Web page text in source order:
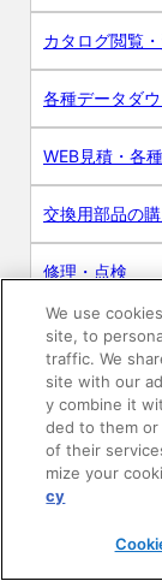
カタログ閲覧
各種データダ
WEB見積・各
交換用部品の購
修理・点検
お問い合わせ
ログイン
建築・設計関
ユーザー登録サ
WEB見積シス
We use
site, to
traffic. We
site with our
y combine it
ded to them
of their
mize your
cy